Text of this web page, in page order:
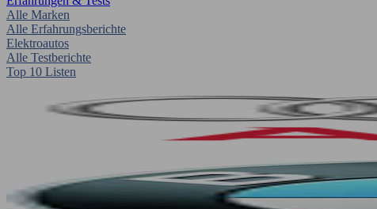
Alle Marken
Alle Erfahrungsberichte
Elektroautos
Alle Testberichte
Top 10 Listen